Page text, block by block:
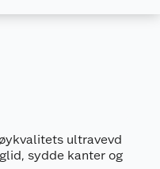
ultravevd
sydde kanter og
0.6 kg